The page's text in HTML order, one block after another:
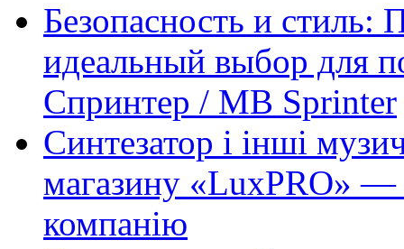
Безопасность и
идеальный выбор для
Спринтер / MB Sprinter
Синтезатор і інші
магазину «LuxPRO» —
компанію